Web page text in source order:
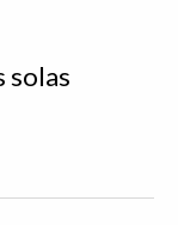
solas